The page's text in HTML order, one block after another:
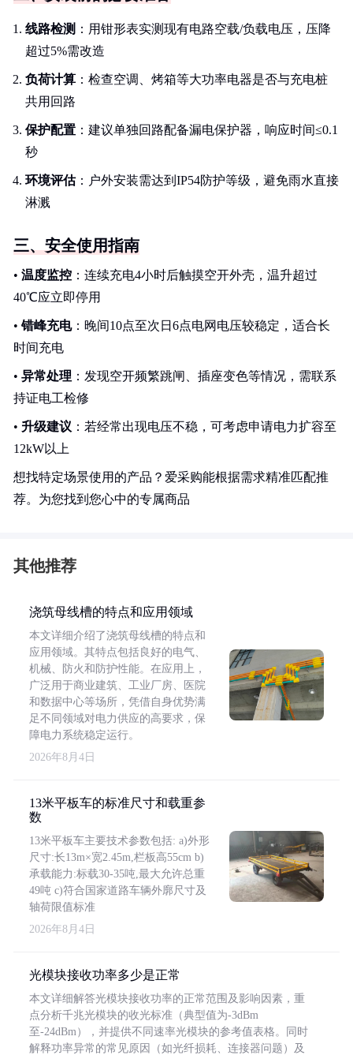
线路检测 ：用钳形表实测现有电路空载/负载电压，压降
超过5%需改造
负荷计算 ：检查空调、烤箱等大功率电器是否与充电桩
共用回路
保护配置 ：建议单独回路配备漏电保护器，响应时间≤0.1
秒
环境评估：户外安装需达到IP54防护等级，避免雨水直接
淋溅
三、安全使用指南
• 温度监控 ：连续充电4小时后触摸空开外壳，温升超过
40℃应立即停用
• 错峰充电：晚间10点至次日6点电网电压较稳定，适合长
时间充电
• 异常处理 ：发现空开频繁跳闸、插座变色等情况，需联系
持证电工检修
• 升级建议 ：若经常出现电压不稳，可考虑申请电力扩容至
12kW以上
想找特定场景使用的产品？爱采购能根据需求精准匹配推
荐。为您找到您心中的专属商品
其他推荐
浇筑母线槽的特点和应用领域
本文详细介绍了浇筑母线槽的特点和
应用领域。其特点包括良好的电气、
机械、防火和防护性能。在应用上，
广泛用于商业建筑、工业厂房、医院
和数据中心等场所，凭借自身优势满
足不同领域对电力供应的高要求，保
障电力系统稳定运行。
2026年8月4日
13米平板车的标准尺寸和载重参
数
13米平板车主要技术参数包括: a)外形
尺寸:长13m×宽2.45m,栏板高55cm b)
承载能力:标载30-35吨,最大允许总重
49吨 c)符合国家道路车辆外廓尺寸及
轴荷限值标准
2026年8月4日
光模块接收功率多少是正常
本文详细解答光模块接收功率的正常范围及影响因素，重
点分析千兆光模块的收光标准（典型值为-3dBm
至-24dBm），并提供不同速率光模块的参考值表格。同时
解释功率异常的常见原因（如光纤损耗、连接器问题）及